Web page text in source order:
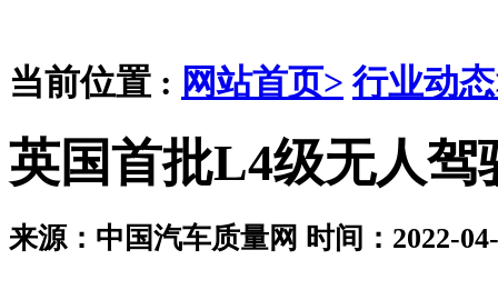
当前位置 : 网站首页> 行业动
英国首批L4级无人驾
来源：中国汽车质量网 时间：2022-